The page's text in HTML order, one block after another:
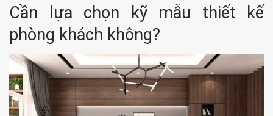
Cần lựa chọn kỹ mẫu thiết kế
phòng khách không?